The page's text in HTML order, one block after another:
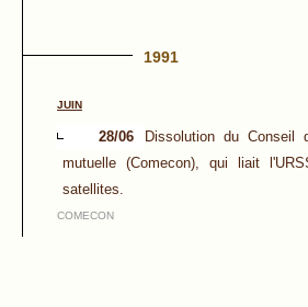
1991
JUIN
28/06
Dissolution du Conseil
mutuelle (Comecon), qui liait
satellites.
COMECON